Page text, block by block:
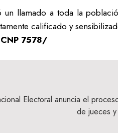
llamado a toda la
calificado y
7578/
Electoral anuncia el
de jueces